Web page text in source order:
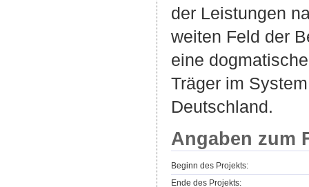
der Leistungen
weiten Feld der
eine
Träger im
Deutschland.
Angaben zum
Beginn des Projekts:
Ende des Projekts: